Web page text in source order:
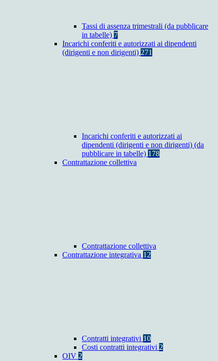
Tassi di assenza trimestrali (da pubblicare
in tabelle) 7
Incarichi conferiti e autorizzati ai dipendenti
(dirigenti e non dirigenti) 271
Incarichi conferiti e autorizzati ai
dipendenti (dirigenti e non dirigenti) (da
pubblicare in tabelle) 178
Contrattazione collettiva
Contrattazione collettiva
Contrattazione integrativa 12
Contratti integrativi 10
Costi contratti integrativi 2
OIV 2